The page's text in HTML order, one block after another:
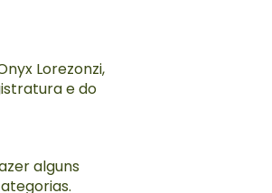
Lorezonzi,
e do
alguns